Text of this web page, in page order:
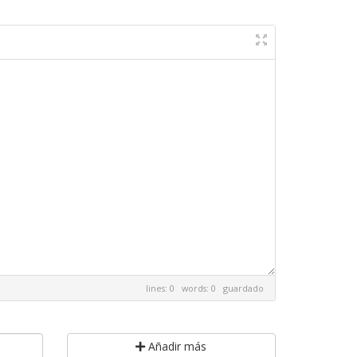
lines: 0 words: 0 guardado
Añadir más